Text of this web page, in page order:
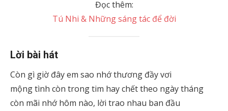
Đọc thêm:
Tú Nhi & Những sáng tác để đời
Lời bài hát
Còn gì giờ đây em sao nhớ thương đầy vơi
mộng tình còn trong tim hay chết theo ngày tháng
còn mãi nhớ hôm nào, lời trao nhau ban đầu